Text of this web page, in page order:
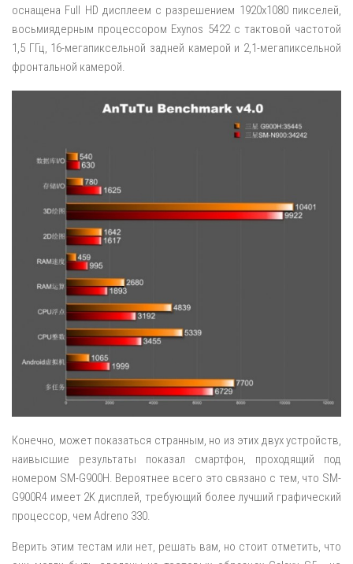
оснащена Full HD дисплеем с разрешением 1920х1080 пикселей,
восьмиядерным процессором Exynos 5422 с тактовой частотой
1,5 ГГц, 16-мегапиксельной задней камерой и 2,1-мегапиксельной
фронтальной камерой.
Конечно, может показаться странным, но из этих двух устройств,
наивысшие результаты показал смартфон, проходящий под
номером SM-G900H. Вероятнее всего это связано с тем, что SM-
G900R4 имеет 2K дисплей, требующий более лучший графический
процессор, чем Adreno 330.
Верить этим тестам или нет, решать вам, но стоит отметить, что